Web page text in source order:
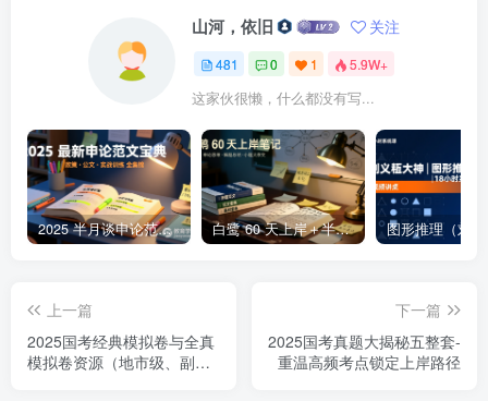
山河，依旧 关注
481 0 1 5.9W+
这家伙很懒，什么都没有写...
2025 半月谈申论范文宝典 | 236 页高分范文与深度点评，一本掌握公文 +大作文 +核心主题2025 半月谈申论范文宝典：236 页范文 + 实战训练 +高分模板 白鹭 60 天上岸＋半月谈整体笔记集结 | 2024–2025 年申论思维全盘梳理白鹭半月谈申论笔记全集：60天上岸＋大作文＋小题＋解题总结
上一篇
2025国考经典模拟卷与全真
模拟卷资源（地市级、副省
下一篇
2025国考真题大揭秘五整套-
重温高频考点锁定上岸路径